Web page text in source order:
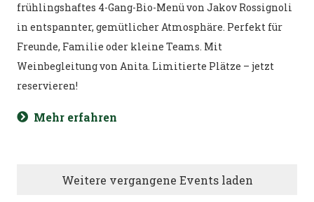
frühlingshaftes 4-Gang-Bio-Menü von Jakov Rossignoli
in entspannter, gemütlicher Atmosphäre. Perfekt für
Freunde, Familie oder kleine Teams. Mit
Weinbegleitung von Anita. Limitierte Plätze – jetzt
reservieren!
Mehr erfahren
Weitere vergangene Events laden